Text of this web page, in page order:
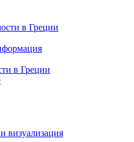
в Греции
в Греции
визуализация